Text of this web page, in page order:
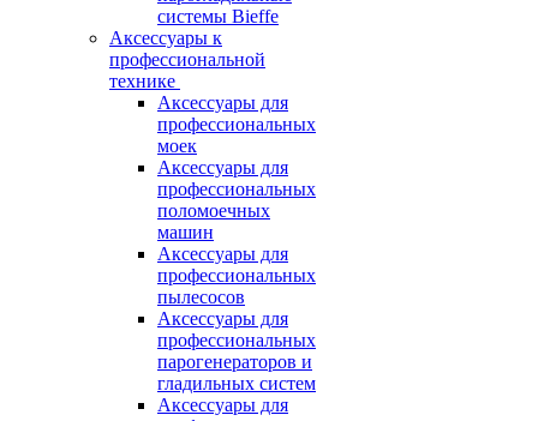
системы Bieffe
Аксессуары к
профессиональной
технике
Аксессуары для
профессиональных
моек
Аксессуары для
профессиональных
поломоечных
машин
Аксессуары для
профессиональных
пылесосов
Аксессуары для
профессиональных
парогенераторов и
гладильных систем
Аксессуары для